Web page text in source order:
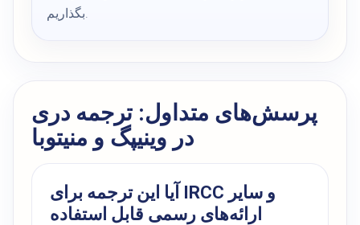
بگذاریم.
پرسش‌های متداول: ترجمه دری
در وینیپگ و منیتوبا
آیا این ترجمه برای IRCC و سایر
ارائه‌های رسمی قابل استفاده